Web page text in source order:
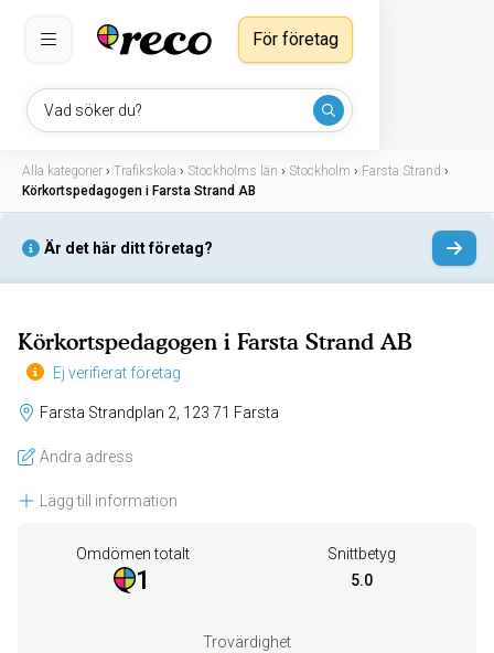
Vad söker du?
För företag
Alla kategorier › Trafikskola › Stockholms län › Stockholm › Farsta Strand ›
Körkortspedagogen i Farsta Strand AB
Är det här ditt företag?
Körkortspedagogen i Farsta Strand AB
Ej verifierat företag
Farsta Strandplan 2, 123 71 Farsta
Ändra adress
Lägg till information
Omdömen totalt
1
Snittbetyg
5.0
Trovärdighet